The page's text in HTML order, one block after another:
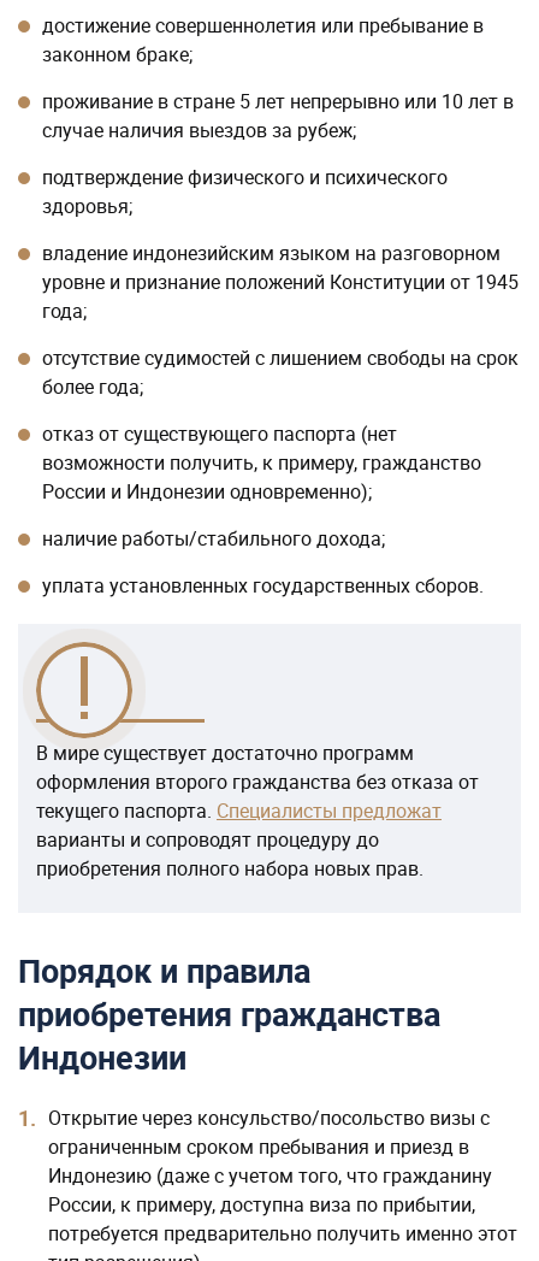
достижение совершеннолетия или пребывание в
законном браке;
проживание в стране 5 лет непрерывно или 10 лет в
случае наличия выездов за рубеж;
подтверждение физического и психического
здоровья;
владение индонезийским языком на разговорном
уровне и признание положений Конституции от 1945
года;
отсутствие судимостей с лишением свободы на срок
более года;
отказ от существующего паспорта (нет
возможности получить, к примеру, гражданство
России и Индонезии одновременно);
наличие работы/стабильного дохода;
уплата установленных государственных сборов.
В мире существует достаточно программ
оформления второго гражданства без отказа от
текущего паспорта. Специалисты предложат
варианты и сопроводят процедуру до
приобретения полного набора новых прав.
Порядок и правила
приобретения гражданства
Индонезии
Открытие через консульство/посольство визы с
ограниченным сроком пребывания и приезд в
Индонезию (даже с учетом того, что гражданину
России, к примеру, доступна виза по прибытии,
потребуется предварительно получить именно этот